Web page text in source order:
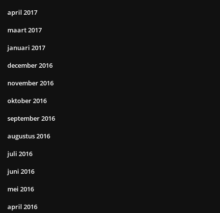
april 2017
maart 2017
januari 2017
december 2016
november 2016
oktober 2016
september 2016
augustus 2016
juli 2016
juni 2016
mei 2016
april 2016